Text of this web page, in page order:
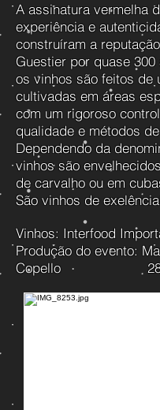
A assinatura vermelha
experiência e
construíram a
Guestier por quase 300
os vinhos são feitos de
cultivadas em áreas
com um rigoroso
qualidade e métodos
Dependendo da
vinhos são
de carvalho ou em
São vinhos de
Vinhos: Interfood
Produção do evento:
Copello